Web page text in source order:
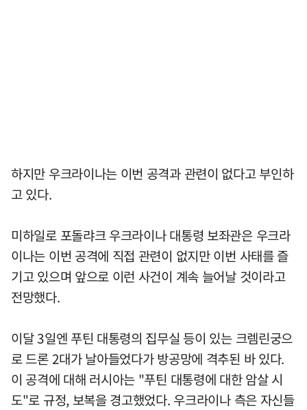
하지만 우크라이나는 이번 공격과 관련이 없다고 부인하
고 있다.
미하일로 포돌랴크 우크라이나 대통령 보좌관은 우크라
이나는 이번 공격에 직접 관련이 없지만 이번 사태를 즐
기고 있으며 앞으로 이런 사건이 계속 늘어날 것이라고
전망했다.
이달 3일엔 푸틴 대통령의 집무실 등이 있는 크렘린궁으
로 드론 2대가 날아들었다가 방공망에 격추된 바 있다.
이 공격에 대해 러시아는 "푸틴 대통령에 대한 암살 시
도"로 규정, 보복을 경고했었다. 우크라이나 측은 자신들